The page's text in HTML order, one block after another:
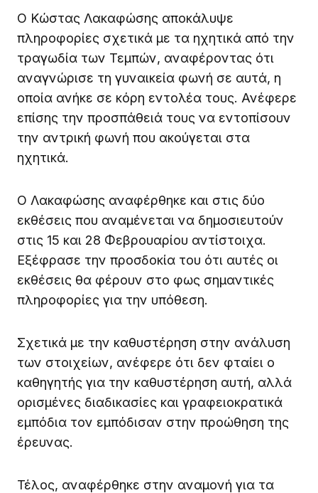
Ο Κώστας Λακαφώσης αποκάλυψε
πληροφορίες σχετικά με τα ηχητικά από την
τραγωδία των Τεμπών, αναφέροντας ότι
αναγνώρισε τη γυναικεία φωνή σε αυτά, η
οποία ανήκε σε κόρη εντολέα τους. Ανέφερε
επίσης την προσπάθειά τους να εντοπίσουν
την αντρική φωνή που ακούγεται στα
ηχητικά.
Ο Λακαφώσης αναφέρθηκε και στις δύο
εκθέσεις που αναμένεται να δημοσιευτούν
στις 15 και 28 Φεβρουαρίου αντίστοιχα.
Εξέφρασε την προσδοκία του ότι αυτές οι
εκθέσεις θα φέρουν στο φως σημαντικές
πληροφορίες για την υπόθεση.
Σχετικά με την καθυστέρηση στην ανάλυση
των στοιχείων, ανέφερε ότι δεν φταίει ο
καθηγητής για την καθυστέρηση αυτή, αλλά
ορισμένες διαδικασίες και γραφειοκρατικά
εμπόδια τον εμπόδισαν στην προώθηση της
έρευνας.
Τέλος, αναφέρθηκε στην αναμονή για τα